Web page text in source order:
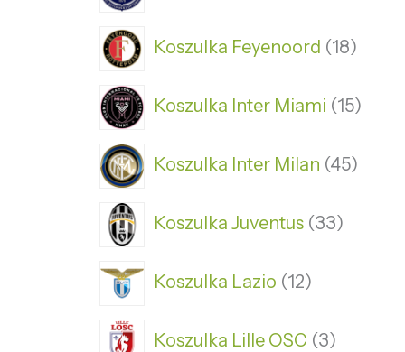
Koszulka Feyenoord 18
Koszulka Inter Miami 15
Koszulka Inter Milan 45
Koszulka Juventus 33
Koszulka Lazio 12
Koszulka Lille OSC 3